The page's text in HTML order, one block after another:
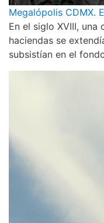
Megalópolis CDMX.
En el siglo XVIII,
haciendas se
subsistían en el